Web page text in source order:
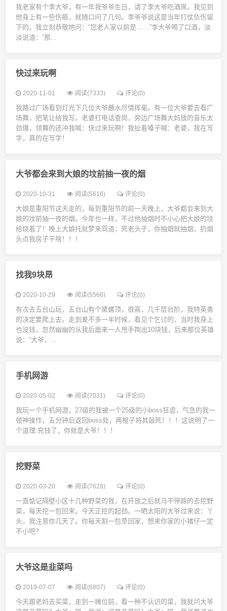
我老家有个李大爷，有一年我爷爷生日，请了李大爷吃酒席。我见到
他身上有一些伤痕，就随口问了几句。李爷爷说这是当年打仗负伤留
下的。我立刻恭敬地问：“您老人家以前是……”李大爷喝了口酒，淡
淡说道：“那...
快过来玩啊
2020-11-01 阅读(7333) 评论(0)
我路过广场看到灯光下几位大爷蘸水尽情挥毫。有一位大爷要去看广
场舞，把笔让给我写。老婆打电话查岗，旁边广场舞大妈放的音乐太
劲爆，领舞的还冲我喊：快过来玩啊！我扯着嗓子喊：老婆，我在写
字，真的在写字！
大爷都会来到大娘的坟前抽一夜的烟
2020-10-31 阅读(5616) 评论(0)
大娘是重阳节这天走的，每到重阳节的前一天晚上，大爷都会来到大
娘的坟前抽一夜的烟。今年也一样，不过他抽烟时不小心把大娘的坟
给烧着了！晚上大娘托就梦来骂道：死老头子，你抽烟就抽烟，扔烟
头点我房子干啥！！！
找我9块昂
2020-10-29 阅读(5566) 评论(0)
有次去五台山玩，五台山有个黛螺顶，很高，几千层台阶，我特英勇
的决定要爬上去。走到差不多一半时候，看见个乞讨的，当时我身上
也没钱，忽然幽幽的从我后面来一人甩手掏出10块钱，后来那位英雄
说：“大爷，...
手机网游
2020-05-02 阅读(7031) 评论(0)
我玩一个手机网游，27级的我被一个25级的小boss狂虐，气急的我一
顿神操作，五分钟后返回boss处，两棍子将其敲死！！！这说明了一
个道理:充钱了，你就是大爷！！！
挖野菜
2020-03-20 阅读(7628) 评论(0)
一直惦记隔壁小区十几种野菜的我，在开放之后就马不停蹄的去挖野
菜，每天挖一包回来。今天正挖的起劲。一晒太阳的大爷过来说：丫
头，我注意你几天了。你每天割一包草回家，想来你家的小猪仔一定
不小吧？
大爷这是韭菜吗
2019-07-07 阅读(6807) 评论(0)
今天跟老妈去买菜，走到一摊位前，看一种不认识的菜，我就问大爷